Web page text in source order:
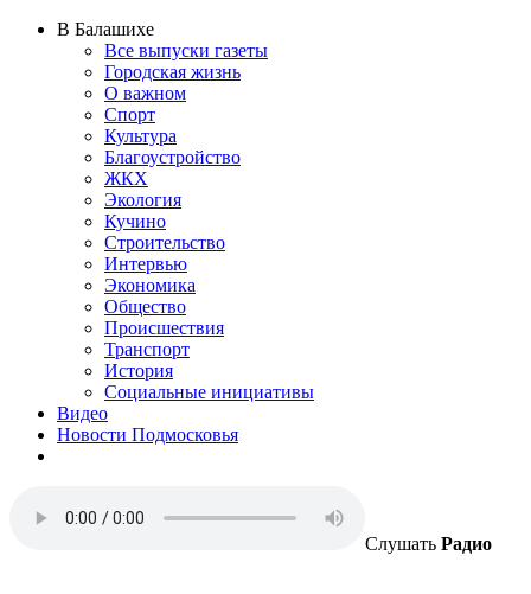
В Балашихе
Все выпуски газеты
Городская жизнь
О важном
Спорт
Культура
Благоустройство
ЖКХ
Экология
Кучино
Строительство
Интервью
Экономика
Общество
Происшествия
Транспорт
История
Социальные инициативы
Видео
Новости Подмосковья
Слушать Радио